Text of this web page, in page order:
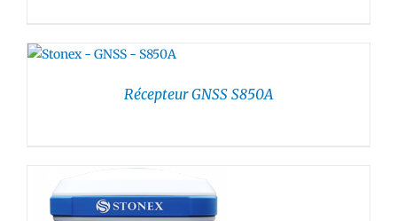
Récepteur GNSS S850A